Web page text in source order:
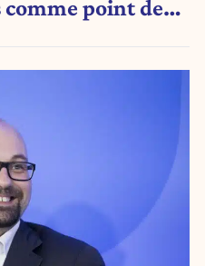
comme point de